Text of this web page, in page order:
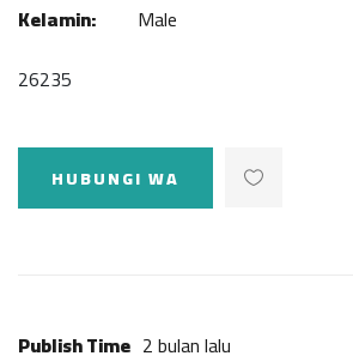
Kelamin:
Male
26235
HUBUNGI WA
Publish Time 2 bulan lalu